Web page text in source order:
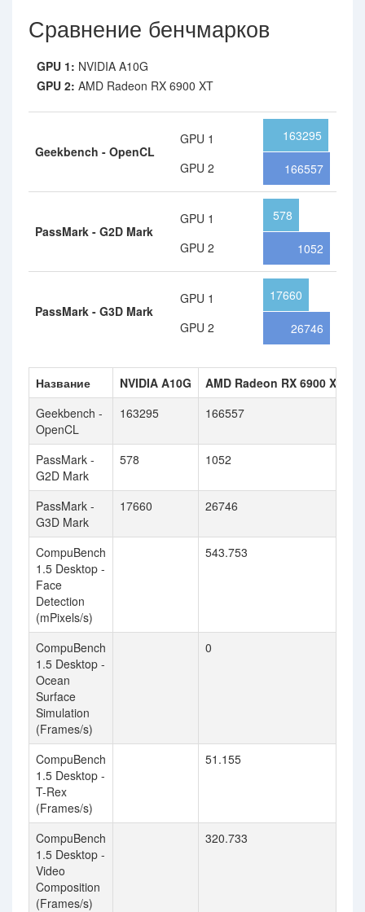
Сравнение бенчмарков
GPU 1: NVIDIA A10G
GPU 2: AMD Radeon RX 6900 XT
Geekbench - OpenCL
GPU 1
GPU 2
163295
166557
PassMark - G2D Mark
GPU 1
GPU 2
578
1052
PassMark - G3D Mark
GPU 1
GPU 2
17660
26746
Название NVIDIA A10G
AMD Radeon RX 6900 XT
Geekbench -
OpenCL
163295 166557
PassMark -
G2D Mark
578 1052
PassMark -
G3D Mark
17660 26746
CompuBench
1.5 Desktop -
Face
Detection
(mPixels/s)
543.753
CompuBench
1.5 Desktop -
Ocean
Surface
Simulation
(Frames/s)
0
CompuBench
1.5 Desktop -
T-Rex
(Frames/s)
51.155
CompuBench
1.5 Desktop -
Video
Composition
(Frames/s)
320.733